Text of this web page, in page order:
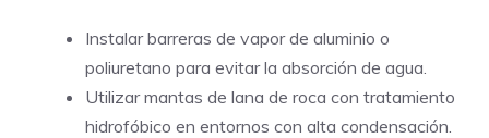
Instalar barreras de vapor de aluminio o
poliuretano para evitar la absorción de agua.
Utilizar mantas de lana de roca con tratamiento
hidrofóbico en entornos con alta condensación.